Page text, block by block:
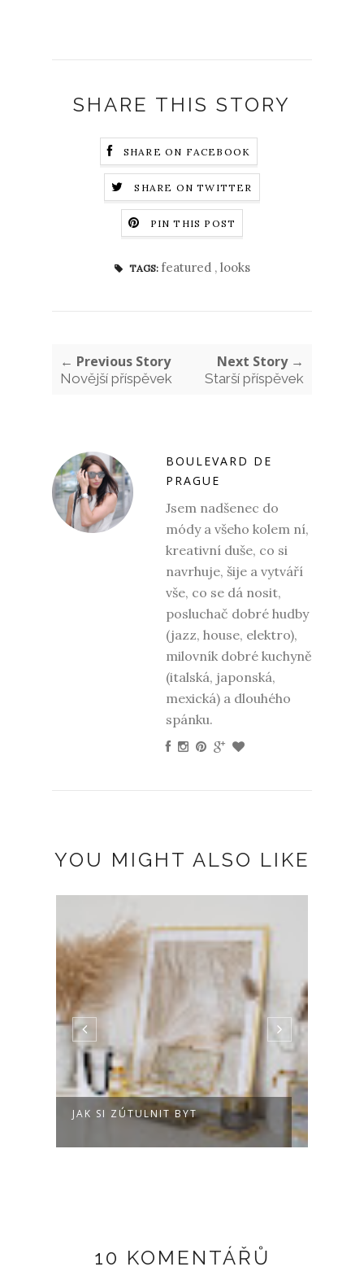
SHARE THIS STORY
SHARE ON FACEBOOK
SHARE ON TWITTER
PIN THIS POST
TAGS: featured , looks
← Previous Story
Novější příspěvek
Next Story →
Starší příspěvek
BOULEVARD DE
PRAGUE
Jsem nadšenec do
módy a všeho kolem ní,
kreativní duše, co si
navrhuje, šije a vytváří
vše, co se dá nosit,
posluchač dobré hudby
(jazz, house, elektro),
milovník dobré kuchyně
(italská, japonská,
mexická) a dlouhého
spánku.
YOU MIGHT ALSO LIKE
JAK SI ZÚTULNIT BYT
10 KOMENTÁŘŮ